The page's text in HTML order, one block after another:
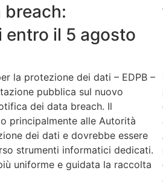
entro il 5 agosto
la protezione dei dati – EDPB –
pubblica sul nuovo
dei data breach. Il
principalmente alle Autorità
dei dati e dovrebbe essere
strumenti informatici dedicati.
uniforme e guidata la raccolta